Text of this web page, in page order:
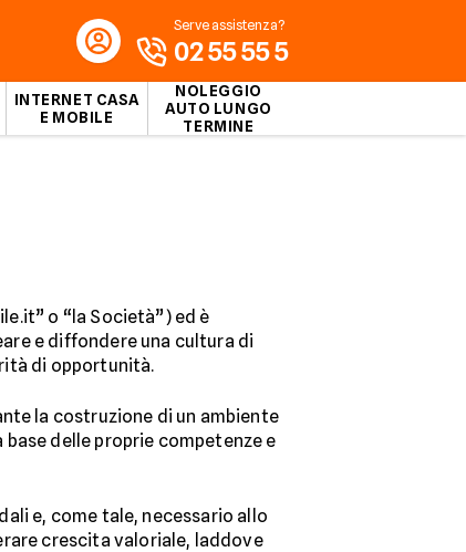
INTERNET CASA
E MOBILE
NOLEGGIO
AUTO LUNGO
TERMINE
Serve assistenza?
02 55 55 5
o “la Società”) ed è
e diffondere una cultura di
di opportunità.
la costruzione di un ambiente
delle proprie competenze e
e, come tale, necessario allo
crescita valoriale, laddove